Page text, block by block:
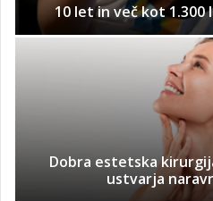
10 let in več kot 1.300
Dobra estetska
ustvarja